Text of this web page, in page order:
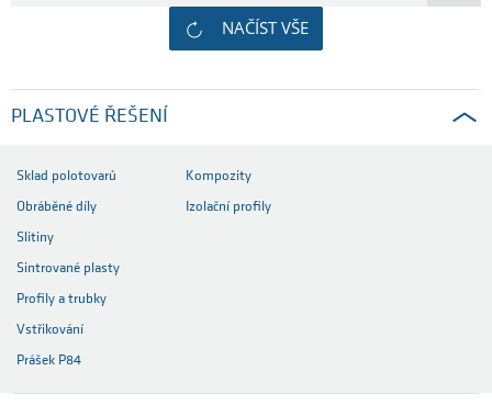
NAČÍST VŠE
PLASTOVÉ ŘEŠENÍ
Sklad polotovarů
Obráběné díly
Slitiny
Sintrované plasty
Profily a trubky
Vstřikování
Prášek P84
Kompozity
Izolační profily